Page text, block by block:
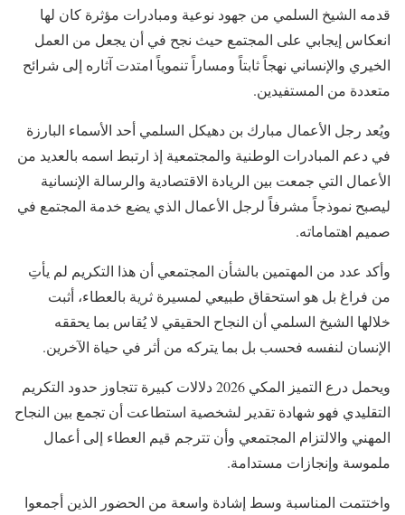
قدمه الشيخ السلمي من جهود نوعية ومبادرات مؤثرة كان لها
انعكاس إيجابي على المجتمع حيث نجح في أن يجعل من العمل
الخيري والإنساني نهجاً ثابتاً ومساراً تنموياً امتدت آثاره إلى شرائح
متعددة من المستفيدين.
ويُعد رجل الأعمال مبارك بن دهيكل السلمي أحد الأسماء البارزة
في دعم المبادرات الوطنية والمجتمعية إذ ارتبط اسمه بالعديد من
الأعمال التي جمعت بين الريادة الاقتصادية والرسالة الإنسانية
ليصبح نموذجاً مشرفاً لرجل الأعمال الذي يضع خدمة المجتمع في
صميم اهتماماته.
وأكد عدد من المهتمين بالشأن المجتمعي أن هذا التكريم لم يأتِ
من فراغ بل هو استحقاق طبيعي لمسيرة ثرية بالعطاء، أثبت
خلالها الشيخ السلمي أن النجاح الحقيقي لا يُقاس بما يحققه
الإنسان لنفسه فحسب بل بما يتركه من أثر في حياة الآخرين.
ويحمل درع التميز المكي 2026 دلالات كبيرة تتجاوز حدود التكريم
التقليدي فهو شهادة تقدير لشخصية استطاعت أن تجمع بين النجاح
المهني والالتزام المجتمعي وأن تترجم قيم العطاء إلى أعمال
ملموسة وإنجازات مستدامة.
واختتمت المناسبة وسط إشادة واسعة من الحضور الذين أجمعوا